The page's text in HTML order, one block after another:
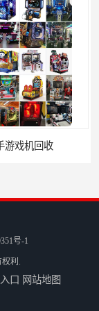
厅设备回收
号-1
利.
口 网站地图